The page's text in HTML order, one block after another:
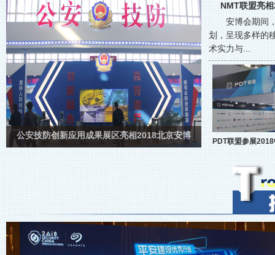
公安技防创新应用成果展区亮相2018北京安博
NMT联盟亮
安博会期间
划，呈现多样的
术实力与...
PDT联盟参展